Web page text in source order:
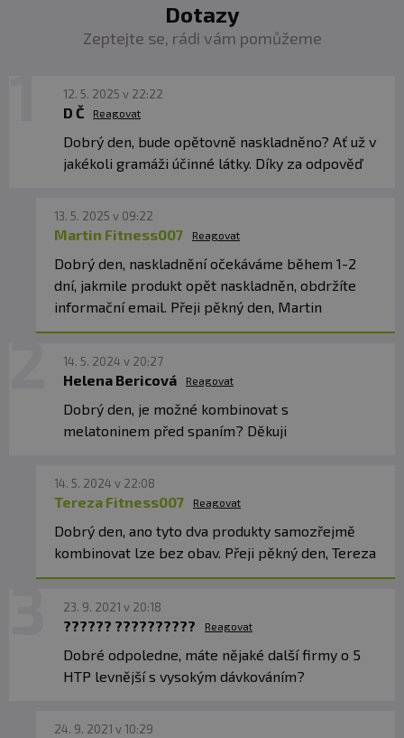
Dotazy
Zeptejte se, rádi vám pomůžeme
12. 5. 2025 v 22:22
D Č Reagovat
Dobrý den, bude opětovně naskladněno? Ať už v
jakékoli gramáži účinné látky. Díky za odpověď
13. 5. 2025 v 09:22
Martin Fitness007 Reagovat
Dobrý den, naskladnění očekáváme během 1-2
dní, jakmile produkt opět naskladněn, obdržíte
informační email. Přeji pěkný den, Martin
14. 5. 2024 v 20:27
Helena Bericová Reagovat
Dobrý den, je možné kombinovat s
melatoninem před spaním? Děkuji
14. 5. 2024 v 22:08
Tereza Fitness007 Reagovat
Dobrý den, ano tyto dva produkty samozřejmě
kombinovat lze bez obav. Přeji pěkný den, Tereza
23. 9. 2021 v 20:18
?????? ?????????? Reagovat
Dobré odpoledne, máte nějaké další firmy o 5
HTP levnější s vysokým dávkováním?
24. 9. 2021 v 10:29